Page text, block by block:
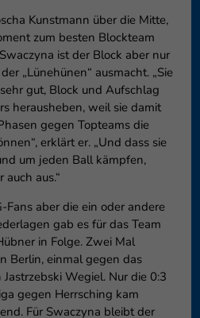
Kunstmann über die Mitte,
zum besten Blockteam
ist der Block aber nur
„Lünehünen“ ausmacht. „Sie
gut, Block und Aufschlag
herausheben, weil sie damit
gegen Topteams die
erklärt er. „Und dass sie
um jeden Ball kämpfen,
aus.“
Fans aber die ein oder andere
gab es für das Team
in Folge. Zwei Mal
Berlin, einmal gegen das
Wegiel. Nur die 0:3
gegen Herrsching kam
Für Swaczyna bleibt der
Impressum